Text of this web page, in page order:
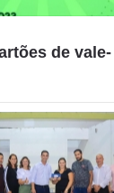
de vale-